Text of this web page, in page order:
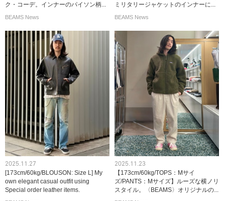
ク・コーデ。インナーのパイソン柄...
BEAMS News
ミリタリージャケットのインナーに...
BEAMS News
2025.11.27
[173cm/60kg/BLOUSON: Size L] My
own elegant casual outfit using
Special order leather items.
2025.11.23
【173cm/60kg/TOPS：Mサイ
ズ/PANTS：Mサイズ】ルーズな横ノリ
スタイル。〈BEAMS〉オリジナルの...